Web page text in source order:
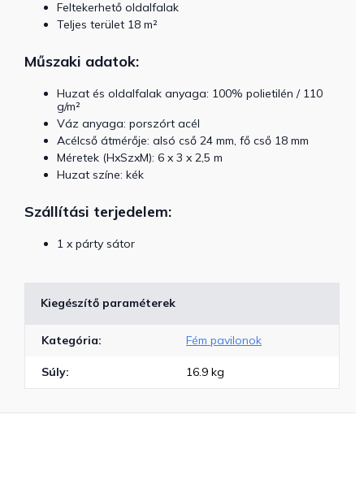
Feltekerhető oldalfalak
Teljes terület 18 m²
Műszaki adatok:
Huzat és oldalfalak anyaga: 100% polietilén / 110
g/m²
Váz anyaga: porszórt acél
Acélcső átmérője: alsó cső 24 mm, fő cső 18 mm
Méretek (HxSzxM): 6 x 3 x 2,5 m
Huzat színe: kék
Szállítási terjedelem:
1 x párty sátor
Kiegészítő paraméterek
Kategória: Fém pavilonok
Súly: 16.9 kg